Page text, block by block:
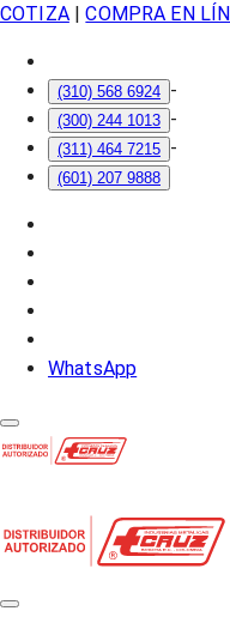
COTIZA| COMPRA EN
(310) 568 6924 -
(300) 244 1013 -
(311) 464 7215 -
(601) 207 9888
WhatsApp